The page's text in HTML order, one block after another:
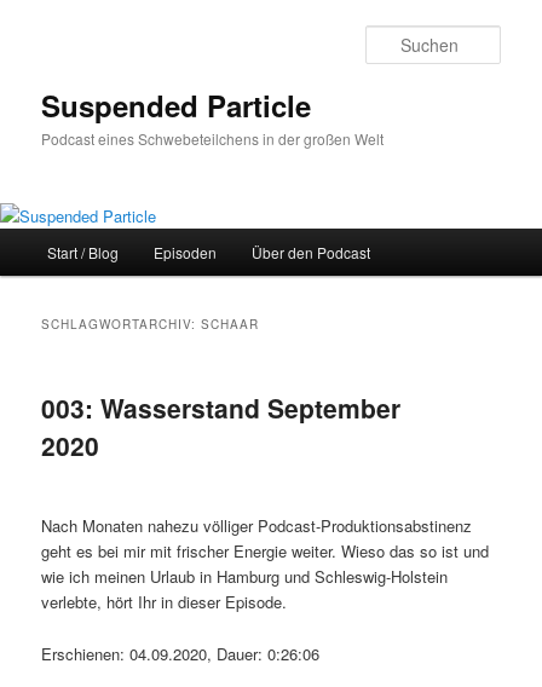
Suspended Particle
Podcast eines Schwebeteilchens in der großen Welt
Start / Blog Episoden Über den Podcast
SCHLAGWORTARCHIV:SCHAAR
003: Wasserstand September
2020
Nach Monaten nahezu völliger Podcast-Produktionsabstinenz
geht es bei mir mit frischer Energie weiter. Wieso das so ist und
wie ich meinen Urlaub in Hamburg und Schleswig-Holstein
verlebte, hört Ihr in dieser Episode.
Erschienen: 04.09.2020, Dauer: 0:26:06